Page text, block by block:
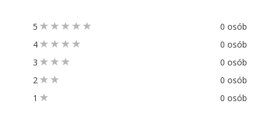
5
0 osób
4
0 osób
3
0 osób
2
0 osób
1
0 osób